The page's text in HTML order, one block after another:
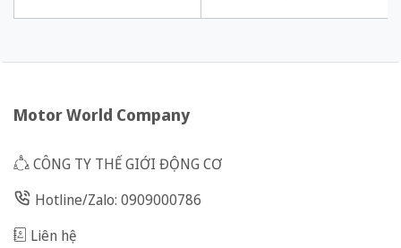
Motor World Company
CÔNG TY THẾ GIỚI ĐỘNG CƠ
Hotline/Zalo: 0909000786
Liên hệ